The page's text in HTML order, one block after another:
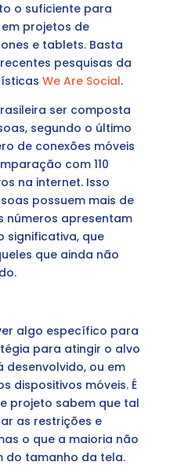
o suficiente para
projetos de
e tablets. Basta
pesquisas da
We Are Social.
ser composta
segundo o último
de conexões móveis
com 110
na internet. Isso
possuem mais de
números apresentam
significativa, que
que ainda não
algo específico para
para atingir o alvo
ou em
dispositivos móveis. É
projeto sabem que tal
as restrições e
o que a maioria não
do tamanho da tela.